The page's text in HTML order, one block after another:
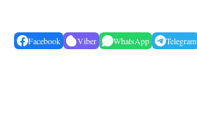
Facebook Viber WhatsApp Telegram